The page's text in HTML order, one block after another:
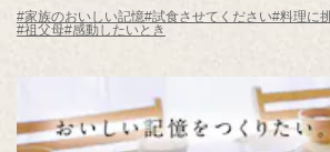
記憶さんには、どうしてもいま食べておき
一体どんな料理なのか？幼かった頃の記憶を
#家族のおいしい記憶#試食させてください#料理に
#祖父母#感動したいとき